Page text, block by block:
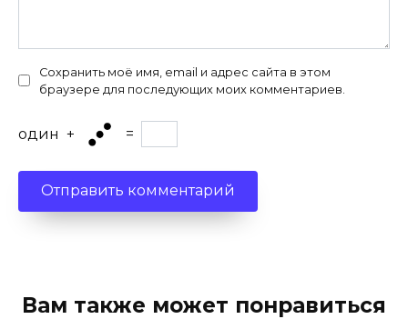
Сохранить моё имя, email и адрес сайта в этом
браузере для последующих моих комментариев.
один + =
Вам также может понравиться